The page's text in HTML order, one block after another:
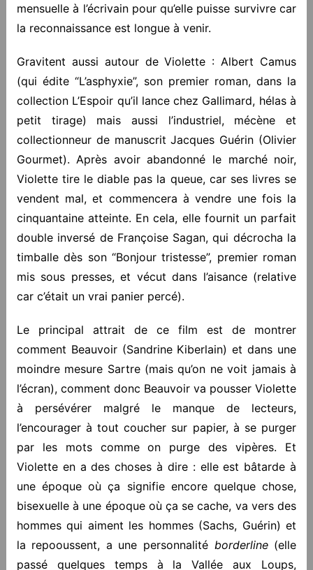
mensuelle à l’écrivain pour qu’elle puisse survivre car
la reconnaissance est longue à venir.
Gravitent aussi autour de Violette : Albert Camus
(qui édite “L’asphyxie”, son premier roman, dans la
collection L’Espoir qu’il lance chez Gallimard, hélas à
petit tirage) mais aussi l’industriel, mécène et
collectionneur de manuscrit Jacques Guérin (Olivier
Gourmet). Après avoir abandonné le marché noir,
Violette tire le diable pas la queue, car ses livres se
vendent mal, et commencera à vendre une fois la
cinquantaine atteinte. En cela, elle fournit un parfait
double inversé de Françoise Sagan, qui décrocha la
timballe dès son “Bonjour tristesse”, premier roman
mis sous presses, et vécut dans l’aisance (relative
car c’était un vrai panier percé).
Le principal attrait de ce film est de montrer
comment Beauvoir (Sandrine Kiberlain) et dans une
moindre mesure Sartre (mais qu’on ne voit jamais à
l’écran), comment donc Beauvoir va pousser Violette
à persévérer malgré le manque de lecteurs,
l’encourager à tout coucher sur papier, à se purger
par les mots comme on purge des vipères. Et
Violette en a des choses à dire : elle est bâtarde à
une époque où ça signifie encore quelque chose,
bisexuelle à une époque où ça se cache, va vers des
hommes qui aiment les hommes (Sachs, Guérin) et
la repooussent, a une personnalité borderline(elle
passé quelques temps à la Vallée aux Loups,